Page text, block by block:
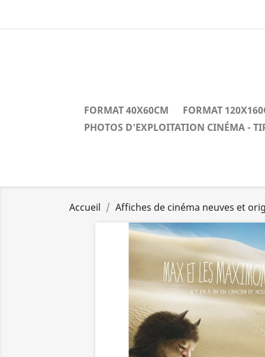
FORMAT 40X60CM FORMAT
PHOTOS D'EXPLOITATION CINÉMA -
Accueil Affiches de cinéma neuves et